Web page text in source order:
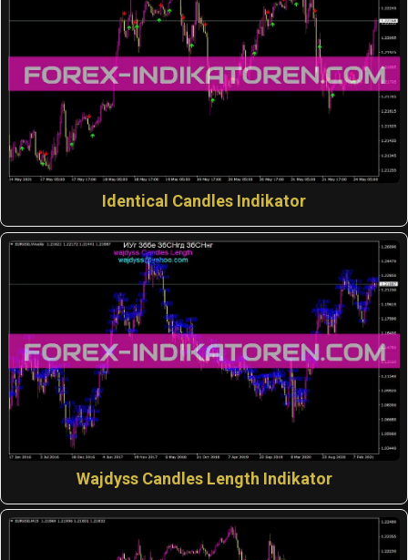
Identical Candles Indikator
Wajdyss Candles Length Indikator